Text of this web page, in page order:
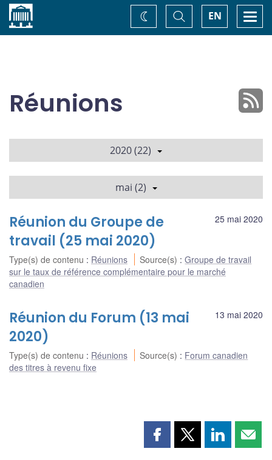
Accueil EN
Basculer
la
recherche
Changez
de
Réunions
2020 (22)
mai (2)
25 mai 2020
Réunion du Groupe de
travail (25 mai 2020)
Type(s) de contenu : Réunions Source(s) :Groupe de travail
sur le taux de référence complémentaire pour le marché
canadien
13 mai 2020
Réunion du Forum (13 mai
2020)
Type(s) de contenu : Réunions Source(s) : Forum canadien
des titres à revenu fixe
PartagerPartagerPartager